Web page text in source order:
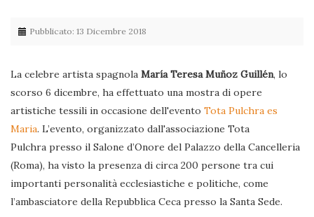
Pubblicato: 13 Dicembre 2018
La celebre artista spagnola María Teresa Muñoz Guillén, lo
scorso 6 dicembre, ha effettuato una mostra di opere
artistiche tessili in occasione dell'evento Tota Pulchra es
Maria. L’evento, organizzato dall'associazione Tota
Pulchra presso il Salone d’Onore del Palazzo della Cancelleria
(Roma), ha visto la presenza di circa 200 persone tra cui
importanti personalità ecclesiastiche e politiche, come
l’ambasciatore della Repubblica Ceca presso la Santa Sede.